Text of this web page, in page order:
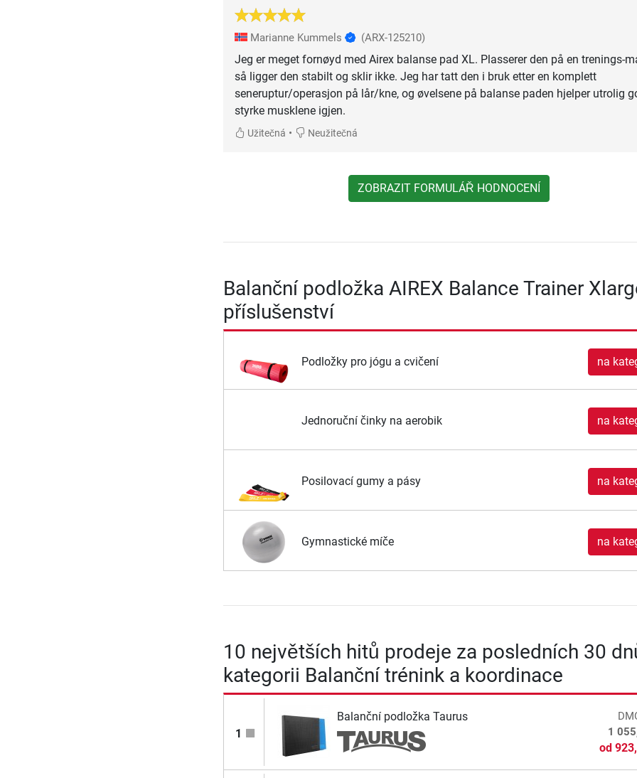
Marianne Kummels (ARX-125210)
Jeg er meget fornøyd med Airex balanse pad XL. Plasserer den på en trenings-
så ligger den stabilt og sklir ikke. Jeg har tatt den i bruk etter en komplett
seneruptur/operasjon på lår/kne, og øvelsene på balanse paden hjelper utrolig
styrke musklene igjen.
Užitečná • Neužitečná
ZOBRAZIT FORMULÁŘ HODNOCENÍ
Balanční podložka AIREX Balance Trainer
příslušenství
Podložky pro jógu a cvičení na
Jednoruční činky na aerobik na
Posilovací gumy a pásy na
Gymnastické míče na
10 největších hitů prodeje za posledních 30
kategorii Balanční trénink a koordinace
1
Balanční podložka Taurus
1
od923,